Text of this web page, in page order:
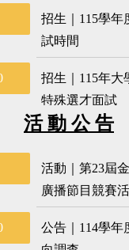
活 動 公 告